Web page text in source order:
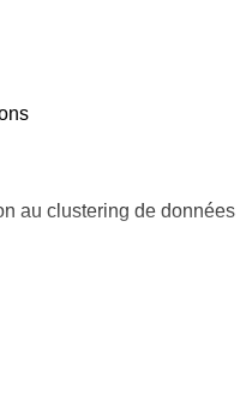
au clustering de données
Trick. Application à la